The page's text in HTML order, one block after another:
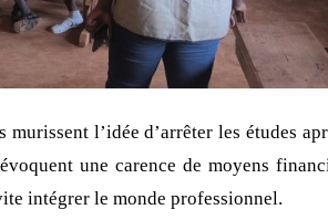
l’idée d’arrêter les études
une carence de moyens
intégrer le monde professionnel.